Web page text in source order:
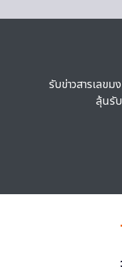
รับข่าวสารเลข
ลุ้นรั